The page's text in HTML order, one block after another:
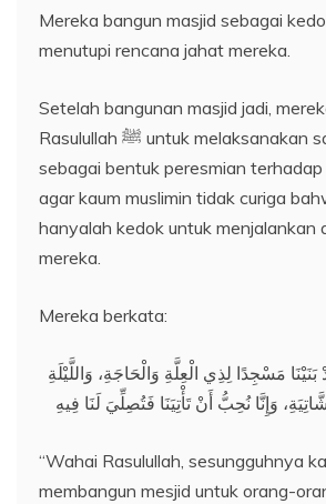
Mereka bangun masjid sebagai
menutupi rencana jahat mereka.
Setelah bangunan masjid jadi,
Rasulullah ﷺ untuk melaksanakan salat di situ,
sebagai bentuk peresmian
agar kaum muslimin tidak curiga
hanyalah kedok untuk menjalankan
mereka.
Mereka berkata:
بَنَيْنَا مَسْجِدًا لِذِي الْعِلَّةِ وَالْحَاجَةِ، وَاللَّيْلَةِ
وَإِنَّا نُحِبُّ أَنْ تَأْتِيَنَا فَتُصِلِّيَ لَنَا فِيهِ
“Wahai Rasulullah, sesungguhnya
membangun mesjid untuk orang-